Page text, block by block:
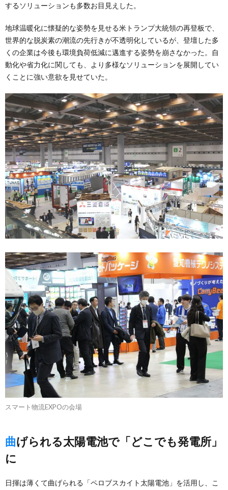
するソリューションも多数お目見えした。
地球温暖化に懐疑的な姿勢を見せる米トランプ大統領の再登板で、
世界的な脱炭素の潮流の先行きが不透明化しているが、登壇した多
くの企業は今後も環境負荷低減に邁進する姿勢を崩さなかった。自
動化や省力化に関しても、より多様なソリューションを展開してい
くことに強い意欲を見せていた。
スマート物流EXPOの会場
曲げられる太陽電池で「どこでも発電所」
に
日揮は薄くて曲げられる「ペロブスカイト太陽電池」を活用し、こ